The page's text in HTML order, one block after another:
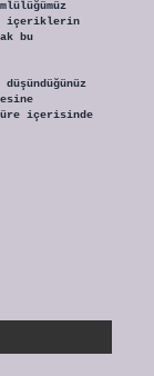
içeriklerin
bu
içerisinde